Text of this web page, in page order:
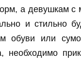
а девушкам с
и стильно
обуви или
необходимо